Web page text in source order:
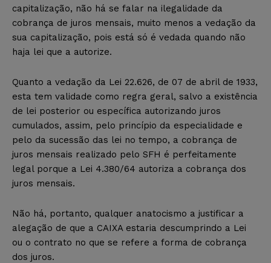
capitalização, não há se falar na ilegalidade da
cobrança de juros mensais, muito menos a vedação da
sua capitalização, pois está só é vedada quando não
haja lei que a autorize.
Quanto a vedação da Lei 22.626, de 07 de abril de 1933,
esta tem validade como regra geral, salvo a existência
de lei posterior ou específica autorizando juros
cumulados, assim, pelo princípio da especialidade e
pelo da sucessão das lei no tempo, a cobrança de
juros mensais realizado pelo SFH é perfeitamente
legal porque a Lei 4.380/64 autoriza a cobrança dos
juros mensais.
Não há, portanto, qualquer anatocismo a justificar a
alegação de que a CAIXA estaria descumprindo a Lei
ou o contrato no que se refere a forma de cobrança
dos juros.